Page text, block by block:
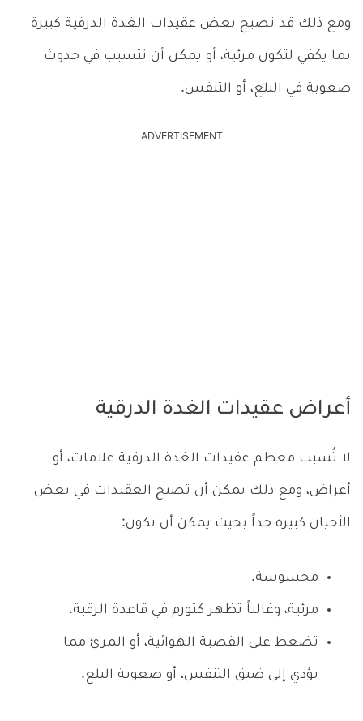
ومع ذلك قد تصبح بعض عقيدات الغدة الدرقية كبيرة
بما يكفي لتكون مرئية، أو يمكن أن تتسبب في حدوث
صعوبة في البلع، أو التنفس.
ADVERTISEMENT
أعراض عقيدات الغدة الدرقية
لا تُسبب معظم عقيدات الغدة الدرقية علامات، أو
أعراض، ومع ذلك يمكن أن تصبح العقيدات في بعض
الأحيان كبيرة جداً بحيث يمكن أن تكون:
محسوسة.
مرئية، وغالباً تظهر كتورم في قاعدة الرقبة.
تضغط على القصبة الهوائية، أو المرئ مما
يؤدي إلى ضيق التنفس، أو صعوبة البلع.